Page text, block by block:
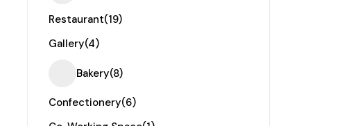
Restaurant(19)
Gallery(4)
Bakery(8)
Confectionery(6)